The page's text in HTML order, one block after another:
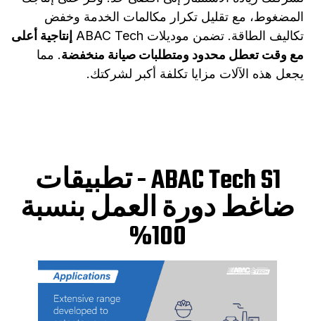
المضغوط، مع تقليل تكرار مكالمات الخدمة وخفض
تكاليف الطاقة. تضمن موديلات ABAC Tech
إنتاجية أعلى
مع وقت تعطل محدود ومتطلبات صيانة منخفضة. مما
يجعل هذه الآلات مزايا تكلفة أكبر لشركتك.
ABAC Tech S1 - تطبيقات
ضاغط دورة العمل بنسبة
100%